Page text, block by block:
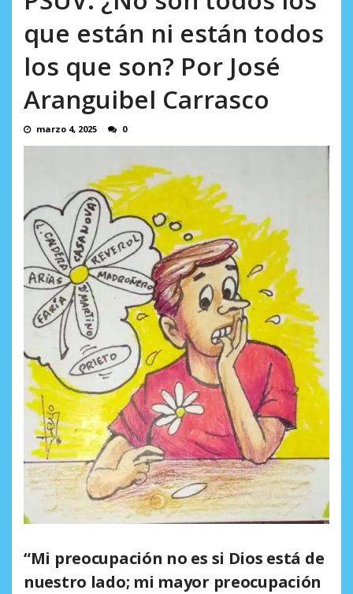
que están ni están todos
los que son? Por José
Aranguibel Carrasco
marzo 4, 2025 0
“Mi preocupación no es si Dios está de
nuestro lado; mi mayor preocupación